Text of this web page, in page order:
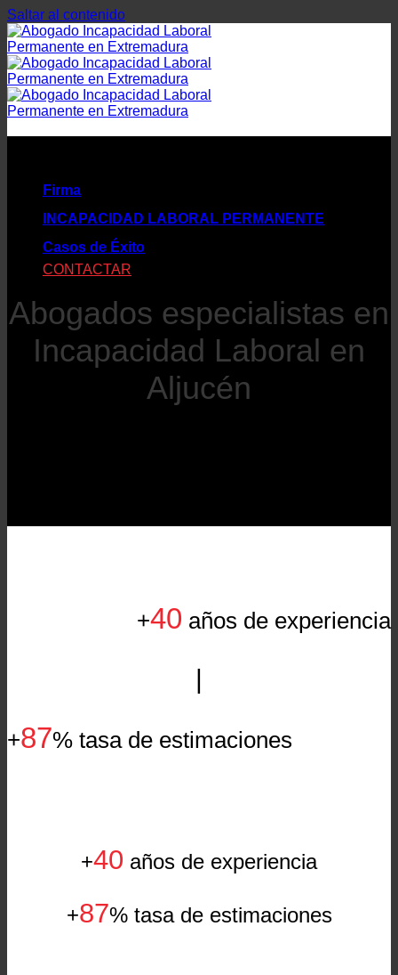
Saltar al contenido
Firma
INCAPACIDAD LABORAL PERMANENTE
Casos de Éxito
CONTACTAR
Abogados especialistas en
Incapacidad Laboral en
Aljucén
+40 años de experiencia
|
+87% tasa de estimaciones
+40 años de experiencia
+87% tasa de estimaciones